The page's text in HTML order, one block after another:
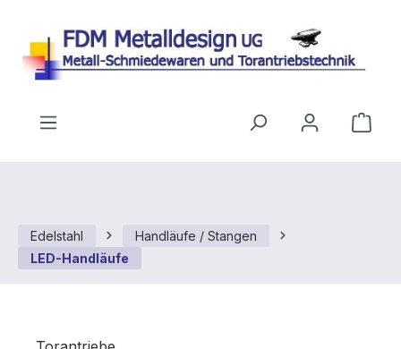
Edelstahl
Handläufe / Stangen
LED-Handläufe